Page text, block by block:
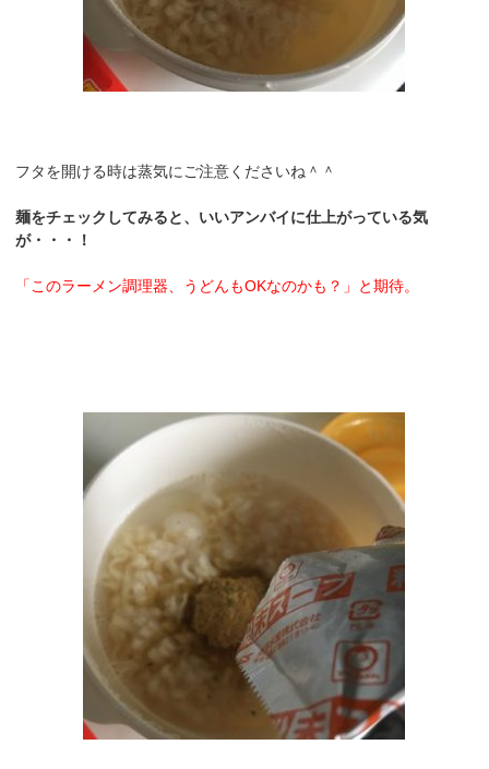
フタを開ける時は蒸気にご注意くださいね＾＾
麺をチェックしてみると、いいアンバイに仕上がっている気
が・・・！
「このラーメン調理器、うどんもOKなのかも？」と期待。